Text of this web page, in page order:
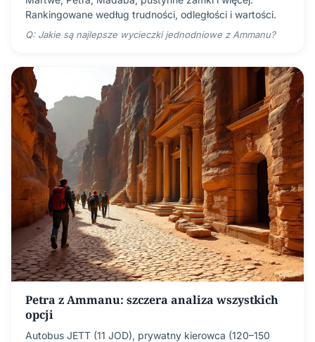
Rankingowane według trudności, odległości i wartości.
Q: Jakie są najlepsze wycieczki jednodniowe z Ammanu?
Petra z Ammanu: szczera analiza wszystkich
opcji
Autobus JETT (11 JOD), prywatny kierowca (120–150